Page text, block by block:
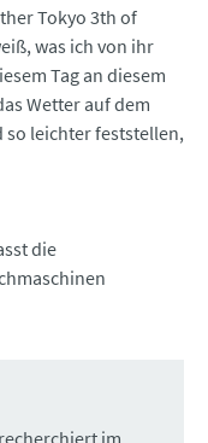
Tokyo 3th of
was ich von ihr
Tag an diesem
Wetter auf dem
so leichter feststellen,
die